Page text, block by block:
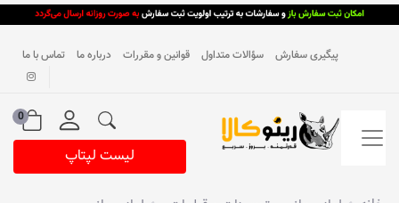
پیگیری سفارش سؤالات متداول قوانین و مقررات درباره ما تماس با ما
0
لیست لپتاپ